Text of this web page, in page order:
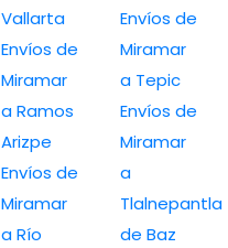
Vallarta
Envíos de
Miramar
a Ramos
Arizpe
Envíos de
Miramar
a Río
Envíos de
Miramar
a Tepic
Envíos de
Miramar
a
Tlalnepantla
de Baz